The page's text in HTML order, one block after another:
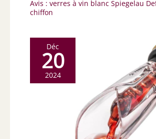
Avis : verres à vin blanc Spiegelau
chiffon
Déc
20
2024